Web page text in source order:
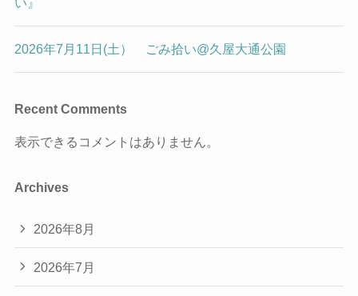
2026年7月11日(土） ごみ拾い@久屋大通公園
Recent Comments
表示できるコメントはありません。
Archives
2026年8月
2026年7月